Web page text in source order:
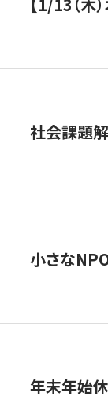
社会課題
小さな
年末年始